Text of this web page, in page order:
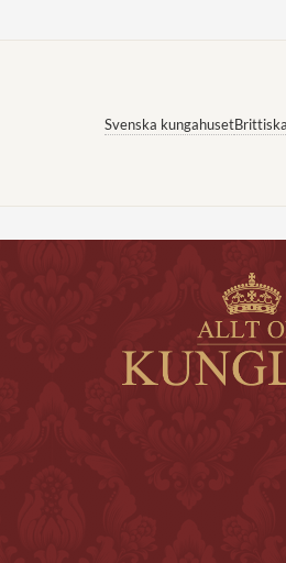
Svenska kungahuset